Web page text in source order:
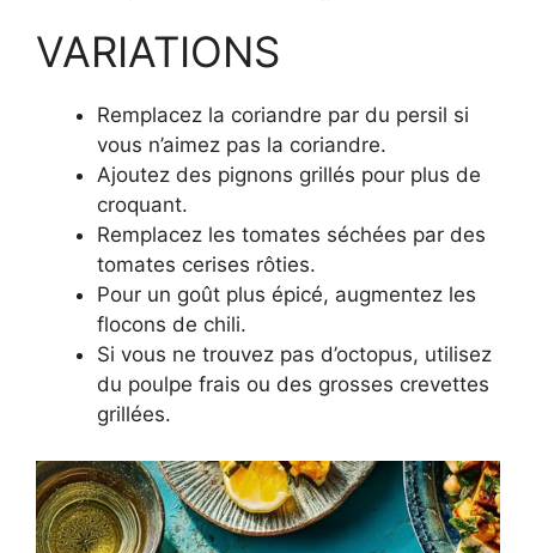
VARIATIONS
Remplacez la coriandre par du persil si
vous n’aimez pas la coriandre.
Ajoutez des pignons grillés pour plus de
croquant.
Remplacez les tomates séchées par des
tomates cerises rôties.
Pour un goût plus épicé, augmentez les
flocons de chili.
Si vous ne trouvez pas d’octopus, utilisez
du poulpe frais ou des grosses crevettes
grillées.